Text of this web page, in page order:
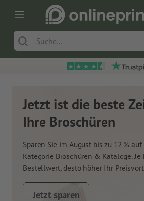
Jetzt ist die beste
Ihre Broschüren
Sparen Sie im August bis zu 12 %
Kategorie Broschüren & Kataloge. Je
Bestellwert, desto höher Ihr
Jetzt sparen